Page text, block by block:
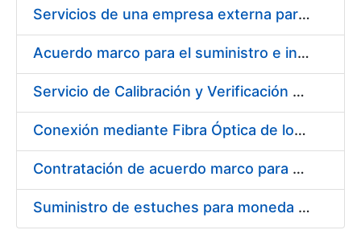
Servicios de una empresa externa para el asesoramiento y resolución de los recursos de alzada que se presentan relacionados con procesos de selección para la FNMT-RCM
Acuerdo marco para el suministro e instalación de persianas, estores y otros complementos
Servicio de Calibración y Verificación Externa de los Equipos de Medición del Servicio de Prevención de la FNMT-RCM
Conexión mediante Fibra Óptica de los Centros de Proceso de Datos (CPDs) de las sedes de la FNMT-RCM de Burgos y Madrid
Contratación de acuerdo marco para el Suministro de Material de Electricidad para la Fábrica Nacional de Moneda y Timbre-Real Casa de la Moneda en su centro de trabajo de Burgos
Suministro de estuches para moneda de 30 €